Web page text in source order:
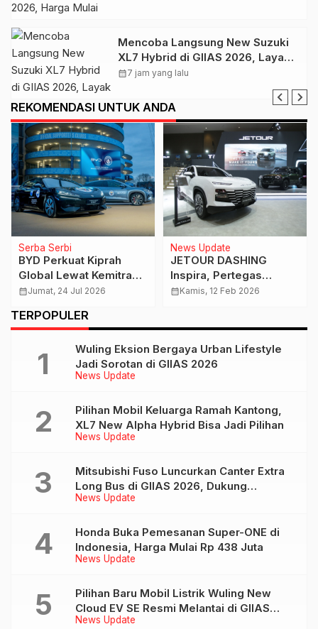
Mencoba Langsung New Suzuki
XL7 Hybrid di GIIAS 2026, Layak
Jadi SUV Keluarga
calendar_month7 jam yang lalu
REKOMENDASI UNTUK ANDA
News Update
New Isuzu mu-X 4WD
Diluncurkan di GIIAS
2025
calendar_monthSabtu, 26 Jul 2025
News Update
Sambut 2026, Isuzu
Hadirkan Promo Servis
Awal Tahun Lewat
calendar_monthSabtu, 24 Jan 2026
TERPOPULER
News Update
Wuling Eksion Bergaya Urban Lifestyle
Jadi Sorotan di GIIAS 2026
News Update
Pilihan Mobil Keluarga Ramah Kantong,
XL7 New Alpha Hybrid Bisa Jadi Pilihan
News Update
Mitsubishi Fuso Luncurkan Canter Extra
Long Bus di GIIAS 2026, Dukung
Mobilitas Pariwisata Indonesia
News Update
Honda Buka Pemesanan Super-ONE di
Indonesia, Harga Mulai Rp 438 Juta
News Update
Pilihan Baru Mobil Listrik Wuling New
Cloud EV SE Resmi Melantai di GIIAS
2026